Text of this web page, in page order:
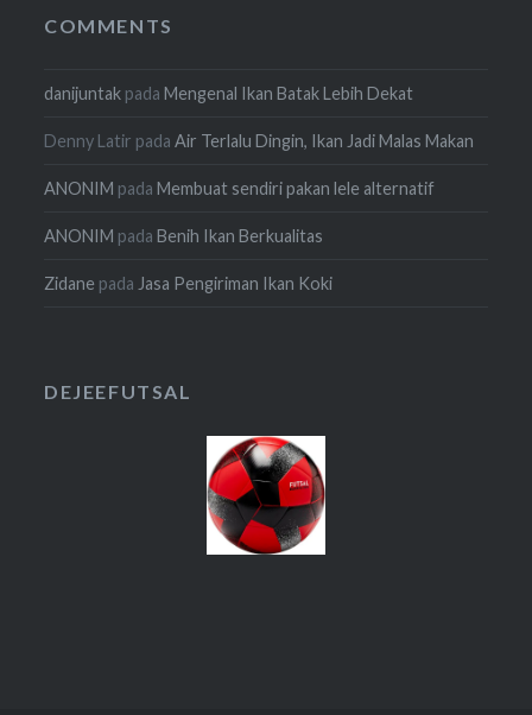
COMMENTS
danijuntak padaMengenal Ikan Batak Lebih Dekat
Denny Latir padaAir Terlalu Dingin, Ikan Jadi Malas Makan
ANONIM padaMembuat sendiri pakan lele alternatif
ANONIM padaBenih Ikan Berkualitas
Zidane padaJasa Pengiriman Ikan Koki
DEJEEFUTSAL